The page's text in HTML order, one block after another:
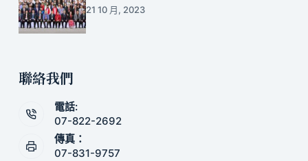
21 10 月, 2023
聯絡我們
電話:
07-822-2692
傳真：
07-831-9757